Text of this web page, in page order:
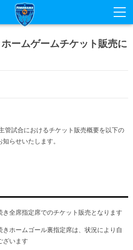
ームゲームチケット販売に
管試合におけるチケット販売概要を以下の
らせいたします。
き全席指定席でのチケット販売となります
ホームゴール裏指定席は、状況により自
ざいます